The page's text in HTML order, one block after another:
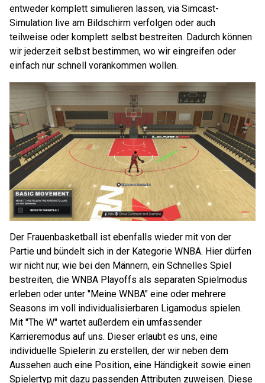
entweder komplett simulieren lassen, via Simcast-
Simulation live am Bildschirm verfolgen oder auch
teilweise oder komplett selbst bestreiten. Dadurch können
wir jederzeit selbst bestimmen, wo wir eingreifen oder
einfach nur schnell vorankommen wollen.
Der Frauenbasketball ist ebenfalls wieder mit von der
Partie und bündelt sich in der Kategorie WNBA. Hier dürfen
wir nicht nur, wie bei den Männern, ein Schnelles Spiel
bestreiten, die WNBA Playoffs als separaten Spielmodus
erleben oder unter "Meine WNBA" eine oder mehrere
Seasons im voll individualisierbaren Ligamodus spielen.
Mit "The W" wartet außerdem ein umfassender
Karrieremodus auf uns. Dieser erlaubt es uns, eine
individuelle Spielerin zu erstellen, der wir neben dem
Aussehen auch eine Position, eine Händigkeit sowie einen
Spielertyp mit dazu passenden Attributen zuweisen. Diese